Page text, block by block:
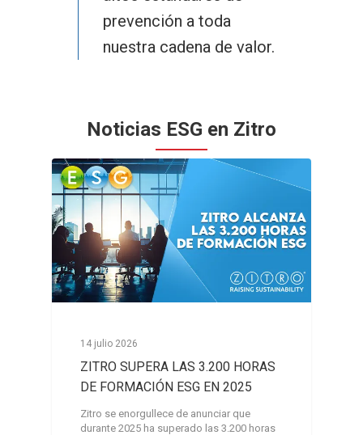
prevención a toda
nuestra cadena de valor.
Noticias ESG en Zitro
14 julio 2026
ZITRO SUPERA LAS 3.200 HORAS
DE FORMACIÓN ESG EN 2025
Zitro se enorgullece de anunciar que
durante 2025 ha superado las 3.200 horas